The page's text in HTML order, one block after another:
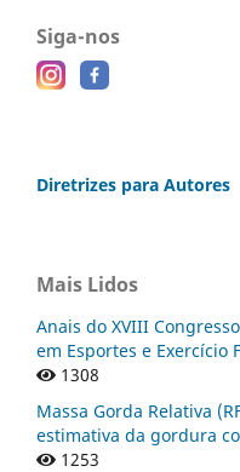
Siga-nos
Diretrizes para Autores
Mais Lidos
Anais do XVIII
em Esportes e Exercício
1308
Massa Gorda Relativa
estimativa da gordura
1253